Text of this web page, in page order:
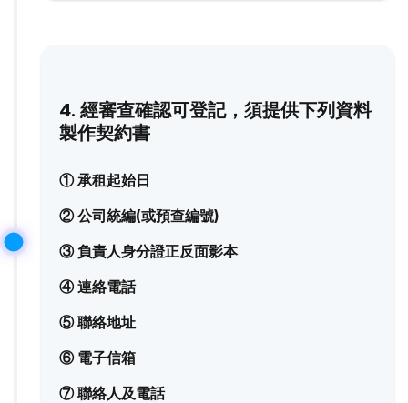
4. 經審查確認可登記，須提供下列資料
製作契約書
① 承租起始日
② 公司統編(或預查編號)
③ 負責人身分證正反面影本
④ 連絡電話
⑤ 聯絡地址
⑥ 電子信箱
⑦ 聯絡人及電話